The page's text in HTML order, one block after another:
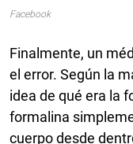
Facebook
Finalmente, un
el error. Según la
idea de qué era la
formalina
cuerpo desde